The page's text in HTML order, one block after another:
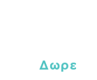
Δωρεάν